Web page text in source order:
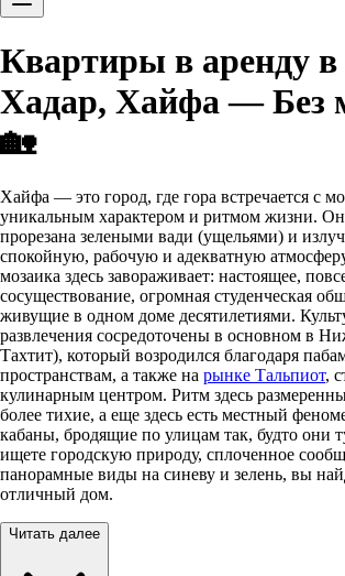
Квартиры в аренду
Хадар, Хайфа — Без
🏡
Хайфа — это город, где гора встречается с
уникальным характером и ритмом жизни.
прорезана зелеными вади (ущельями) и
спокойную, рабочую и адекватную
мозаика здесь завораживает: настоящее,
сосуществование, огромная студенческая
живущие в одном доме десятилетиями.
развлечения сосредоточены в основном в
Тахтит), который возродился благодаря
пространствам, а также на рынке Тальпиот,
кулинарным центром. Ритм здесь
более тихие, а еще здесь есть местный
кабаны, бродящие по улицам так, будто они
ищете городскую природу, сплоченное
панорамные виды на синеву и зелень, вы
отличный дом.
Читать далее